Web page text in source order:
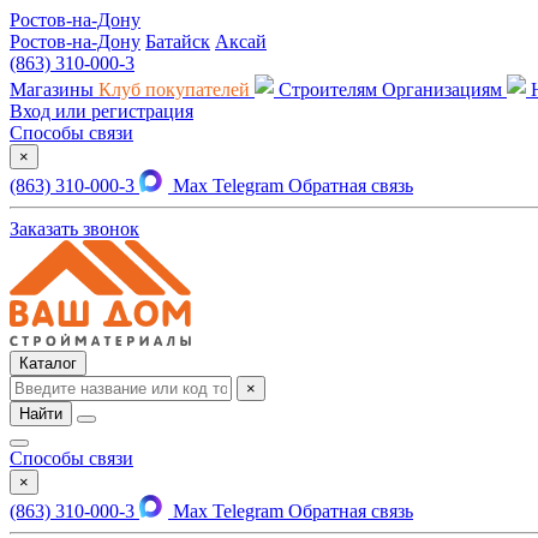
Ростов-на-Дону
Ростов-на-Дону Батайск Аксай
(863) 310-000-3
Магазины Клуб покупателей Строителям Организациям
Вход или регистрация
Способы связи
×
(863) 310-000-3 Max Telegram Обратная связь
Заказать звонок
Каталог
×
Найти
Способы связи
×
(863) 310-000-3 Max Telegram Обратная связь